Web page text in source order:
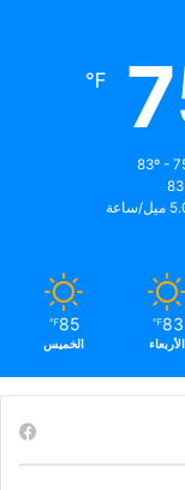
℉
ساعة
83
℉
الأربعاء
85
℉
الخميس